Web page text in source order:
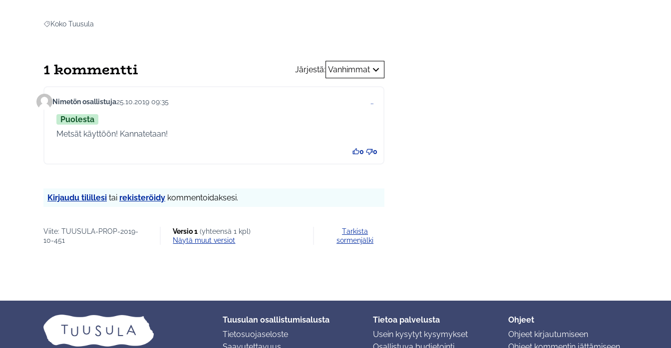
Rajaa tulokset aihepiirin mukaan: Koko Tuusula
Koko Tuusula
1 kommentti Järjestä: Vanhimmat
Kommentti 134
Nimetön osallistuja25.10.2019 09:35 …
Puolesta
Metsät käyttöön! Kannatetaan!
0 0
Kirjaudu tilillesi tai rekisteröidy kommentoidaksesi.
Viite: TUUSULA-PROP-2019-
10-451
Versio 1 (yhteensä 1 kpl)
näytä muut versiot
Tarkista
sormenjälki
Tuusulan osallistumisalusta
Tietosuojaseloste
Tietoa palvelusta
Usein kysytyt kysymykset
Ohjeet
Ohjeet kirjautumiseen